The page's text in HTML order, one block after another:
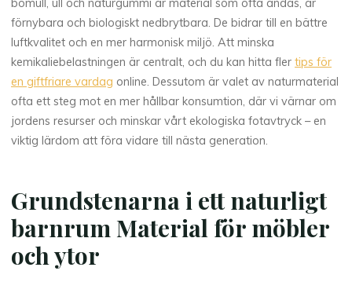
bomull, ull och naturgummi är material som ofta andas, är
förnybara och biologiskt nedbrytbara. De bidrar till en bättre
luftkvalitet och en mer harmonisk miljö. Att minska
kemikaliebelastningen är centralt, och du kan hitta flertips för
en giftfriare vardag online. Dessutom är valet av naturmaterial
ofta ett steg mot en mer hållbar konsumtion, där vi värnar om
jordens resurser och minskar vårt ekologiska fotavtryck – en
viktig lärdom att föra vidare till nästa generation.
Grundstenarna i ett naturligt
barnrum Material för möbler
och ytor